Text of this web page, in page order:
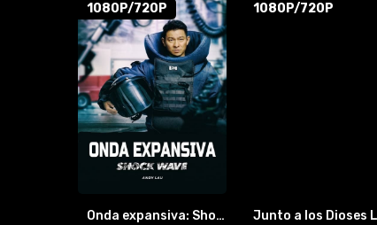
1080P/720P
Onda expansiva: Shock Wave
1080P/720P